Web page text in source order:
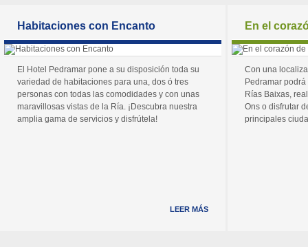
Habitaciones con Encanto
El Hotel Pedramar pone a su disposición toda su
variedad de habitaciones para una, dos ó tres
personas con todas las comodidades y con unas
maravillosas vistas de la Ría. ¡Descubra nuestra
amplia gama de servicios y disfrútela!
LEER MÁS
En el
Con una
Pedramar
Rías Baixas,
Ons o disfrutar
principales